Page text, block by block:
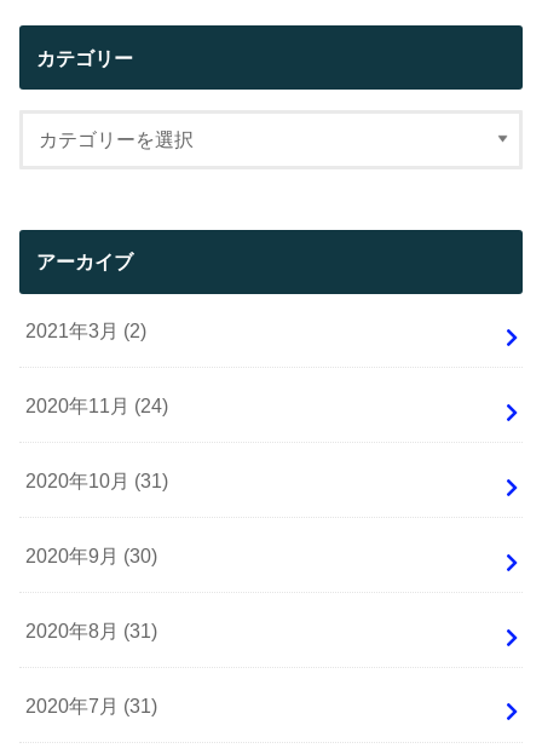
カテゴリー
アーカイブ
2021年3月 (2)
2020年11月 (24)
2020年10月 (31)
2020年9月 (30)
2020年8月 (31)
2020年7月 (31)